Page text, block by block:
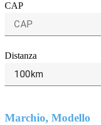
CAP
Distanza
100km
Marchio, Modello